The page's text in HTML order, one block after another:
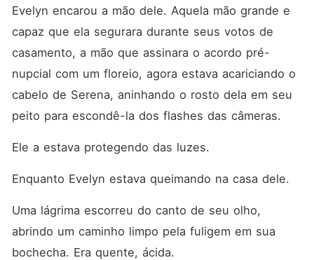
Evelyn encarou a mão dele. Aquela mão grande e
capaz que ela segurara durante seus votos de
casamento, a mão que assinara o acordo pré-
nupcial com um floreio, agora estava acariciando o
cabelo de Serena, aninhando o rosto dela em seu
peito para escondê-la dos flashes das câmeras.
Ele a estava protegendo das luzes.
Enquanto Evelyn estava queimando na casa dele.
Uma lágrima escorreu do canto de seu olho,
abrindo um caminho limpo pela fuligem em sua
bochecha. Era quente, ácida.